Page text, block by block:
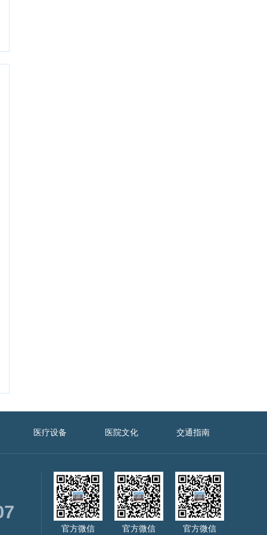
医疗设备 医院文化 交通指南
官方微信 官方微信 官方微信